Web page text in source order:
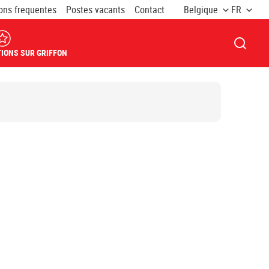
frequentes Postes vacants Contact Belgique FR
SUR GRIFFON